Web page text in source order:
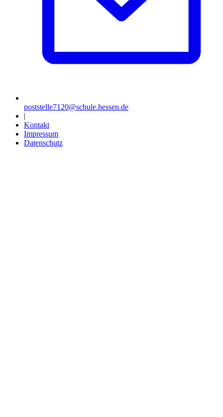
poststelle7120@schule.hessen.de
|
Kontakt
Impressum
Datenschutz